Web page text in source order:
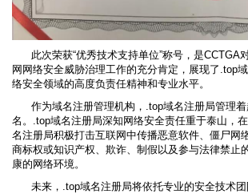
此次荣获“优秀技术支持单位”称号，是CCTGA
网网络安全威胁治理工作的充分肯定，展现了.top
络安全领域的高度负责任精神和专业水平。
作为域名注册管理机构，.top域名注册局管理着
名。.top域名注册局深知网络安全责任重于泰山，
名注册局积极打击互联网中传播恶意软件、僵尸网
商标权或知识产权、欺诈、制假以及参与法律禁止
康的网络环境。
未来，.top域名注册局将依托专业的安全技术团